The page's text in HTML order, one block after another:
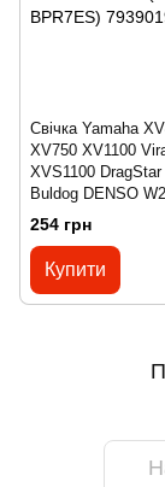
Свічка Yamaha
XV750 XV1100
XVS1100
Buldog DENSO
(NGK BPR7ES)
254 грн
Купити